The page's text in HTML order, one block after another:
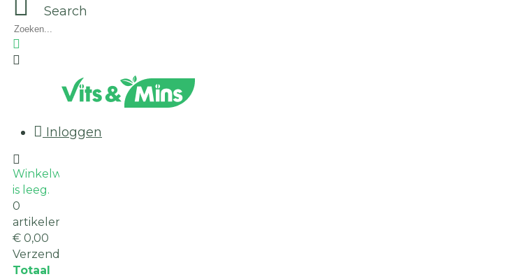
Search
Inloggen
Winkelwagen
is leeg.
0
artikelen
€ 0,00
Verzending
Totaal